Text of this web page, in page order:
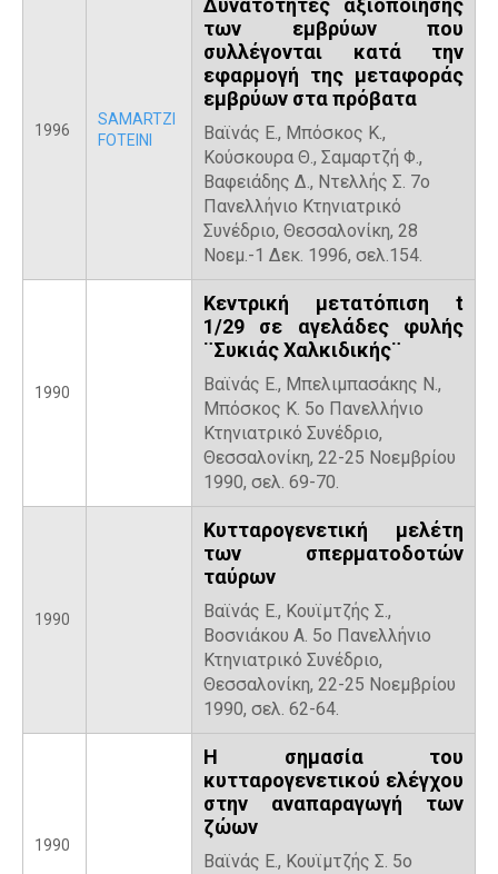
1996
SAMARTZI
FOTEINI
Δυνατότητες αξιοποίησης
των εμβρύων που
συλλέγονται κατά την
εφαρμογή της μεταφοράς
εμβρύων στα πρόβατα
Βαϊνάς Ε., Μπόσκος Κ.,
Κούσκουρα Θ., Σαμαρτζή Φ.,
Βαφειάδης Δ., Ντελλής Σ. 7ο
Πανελλήνιο Κτηνιατρικό
Συνέδριο, Θεσσαλονίκη, 28
Νοεμ.-1 Δεκ. 1996, σελ.154.
1990
Κεντρική μετατόπιση t
1/29 σε αγελάδες φυλής
¨Συκιάς Χαλκιδικής¨
Βαϊνάς Ε., Μπελιμπασάκης Ν.,
Μπόσκος Κ. 5ο Πανελλήνιο
Κτηνιατρικό Συνέδριο,
Θεσσαλονίκη, 22-25 Νοεμβρίου
1990, σελ. 69-70.
1990
Κυτταρογενετική μελέτη
των σπερματοδοτών
ταύρων
Βαϊνάς Ε., Κουϊμτζής Σ.,
Βοσνιάκου Α. 5ο Πανελλήνιο
Κτηνιατρικό Συνέδριο,
Θεσσαλονίκη, 22-25 Νοεμβρίου
1990, σελ. 62-64.
1990
Η σημασία του
κυτταρογενετικού ελέγχου
στην αναπαραγωγή των
ζώων
Βαϊνάς Ε., Κουϊμτζής Σ. 5ο